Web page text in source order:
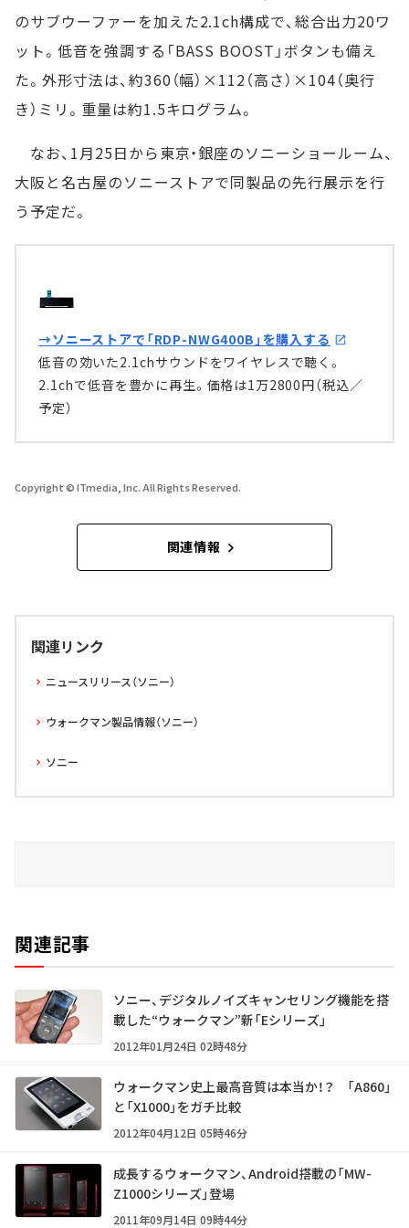
のサブウーファーを加えた2.1ch構成で、総合出力20ワ
ット。低音を強調する「BASS BOOST」ボタンも備え
た。外形寸法は、約360（幅）×112（高さ）×104（奥行
き）ミリ。重量は約1.5キログラム。
なお、1月25日から東京・銀座のソニーショールーム、
大阪と名古屋のソニーストアで同製品の先行展示を行
う予定だ。
→ソニーストアで「RDP-NWG400B」を購入する
低音の効いた2.1chサウンドをワイヤレスで聴く。
2.1chで低音を豊かに再生。価格は1万2800円（税込／
予定）
Copyright © ITmedia, Inc. All Rights Reserved.
関連情報
関連リンク
ニュースリリース（ソニー）
ウォークマン製品情報（ソニー）
ソニー
関連記事
ソニー、デジタルノイズキャンセリング機能を搭
載した“ウォークマン”新「Eシリーズ」
2012年01月24日 02時48分
ウォークマン史上最高音質は本当か！？ 「A860」
と「X1000」をガチ比較
2012年04月12日 05時46分
成長するウォークマン、Android搭載の「MW-
Z1000シリーズ」登場
2011年09月14日 09時44分